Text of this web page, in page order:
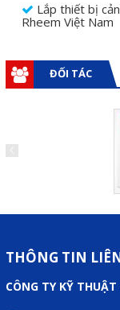
Lắp thiết bị
Rheem Việt Nam
ĐỐI TÁC
THÔNG TIN
CÔNG TY KỸ